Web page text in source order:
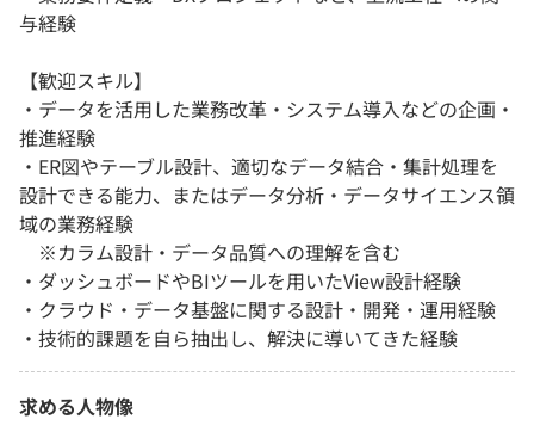
与経験
【歓迎スキル】
・データを活用した業務改革・システム導入などの企画・
推進経験
・ER図やテーブル設計、適切なデータ結合・集計処理を
設計できる能力、またはデータ分析・データサイエンス領
域の業務経験
※カラム設計・データ品質への理解を含む
・ダッシュボードやBIツールを用いたView設計経験
・クラウド・データ基盤に関する設計・開発・運用経験
・技術的課題を自ら抽出し、解決に導いてきた経験
求める人物像